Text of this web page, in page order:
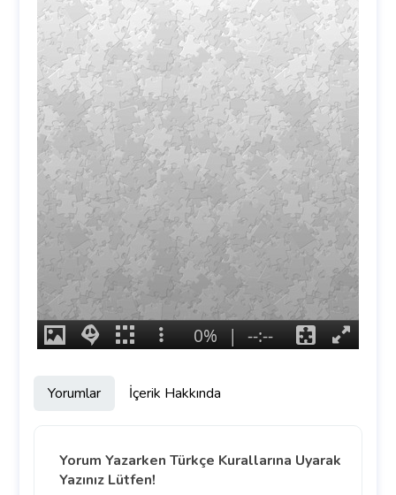
Yorumlar İçerik Hakkında
Yorum Yazarken Türkçe Kurallarına Uyarak
Yazınız Lütfen!